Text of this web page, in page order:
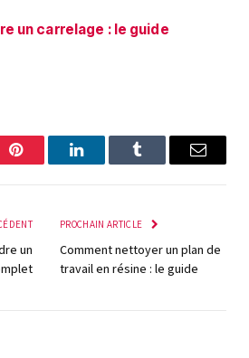
un carrelage : le guide
Pinterest LinkedInTumblr
E-
un
PROCHAIN ARTICLE
Comment nettoyer un plan de
travail en résine : le guide